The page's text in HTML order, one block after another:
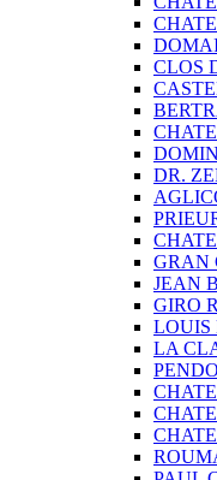
CLOS
DR.
GRAN
JEAN
GIRO
LOUIS
LA